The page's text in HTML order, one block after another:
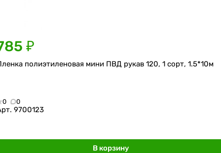
₽
полиэтиленовая мини ПВД рукав 120, 1 сорт, 1.5*10м
0 0
9700123
В корзину